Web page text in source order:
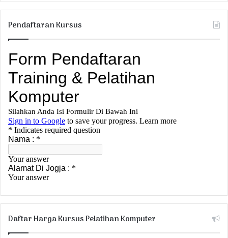
Pendaftaran Kursus
Daftar Harga Kursus Pelatihan Komputer